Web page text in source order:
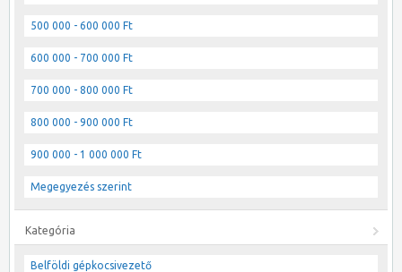
500 000 - 600 000 Ft
600 000 - 700 000 Ft
700 000 - 800 000 Ft
800 000 - 900 000 Ft
900 000 - 1 000 000 Ft
Megegyezés szerint
Kategória
Belföldi gépkocsivezető